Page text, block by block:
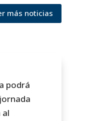
más noticias
podrá
al